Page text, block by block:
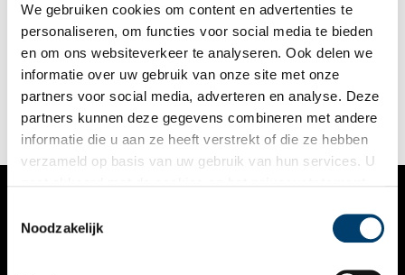
We gebruiken cookies om content en advertenties te
personaliseren, om functies voor social media te bieden
en om ons websiteverkeer te analyseren. Ook delen we
informatie over uw gebruik van onze site met onze
partners voor social media, adverteren en analyse. Deze
partners kunnen deze gegevens combineren met andere
informatie die u aan ze heeft verstrekt of die ze hebben
verzameld op basis van uw gebruik van hun services. U
Noodzakelijk
Zandvoorts Museum laat twee illustratie exposities zien van
30 mei t/m 26 juli 2026. De cartoons van Zandvoorter Hans
van Pelt en de illustraties van Henriët van Roosmalen.
3 min
VERHALEN